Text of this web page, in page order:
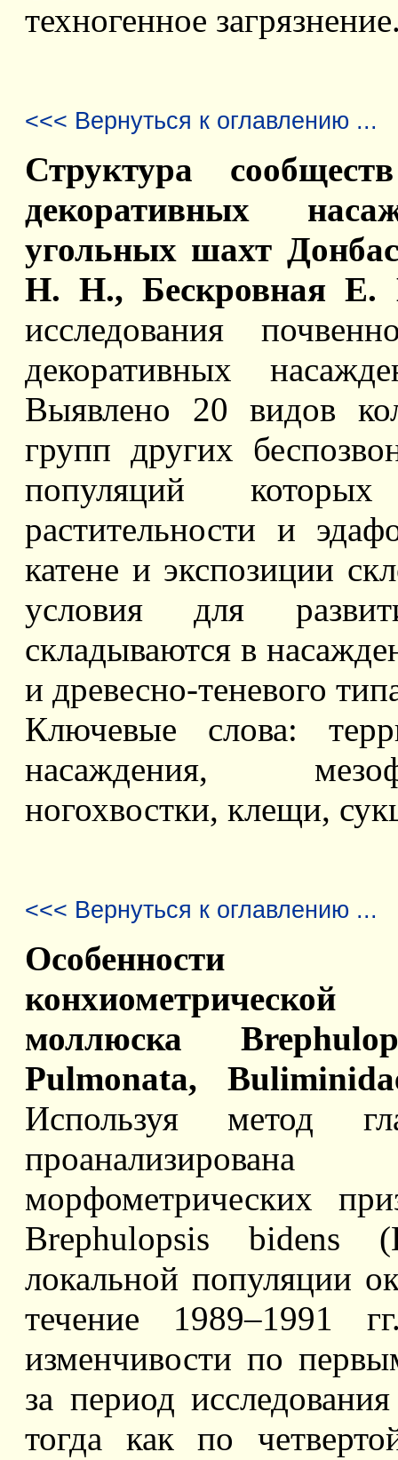
техногенное
<<< Вернуться к оглавлению ...
Структура
декоративных
угольных шахт
Н. Н., Бескровная Е.
исследования
декоративных
Выявлено 20 видов
групп других
популяций
растительности и
катене и экспозиции
условия для
складываются в
и древесно-теневого
Ключевые слова:
насаждения,
ногохвостки, клещи,
<<< Вернуться к оглавлению ...
Особенности
моллюска
Pulmonata,
Используя метод
морфометрических
Brephulopsis
локальной популяции
течение 1989–1991
изменчивости по
за период
тогда как по